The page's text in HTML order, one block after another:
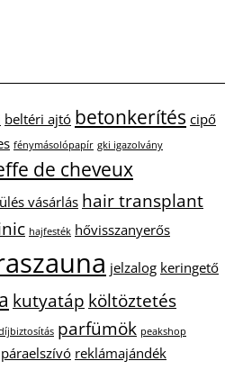
beltéri ajtó betonkerítés cipő
fénymásolópapír gki igazolvány
de cheveux
vásárlás hair transplant
hajfesték hővisszanyerős
jelzalog keringető
kutyatáp költöztetés
parfümök peakshop
páraelszívó reklámajándék